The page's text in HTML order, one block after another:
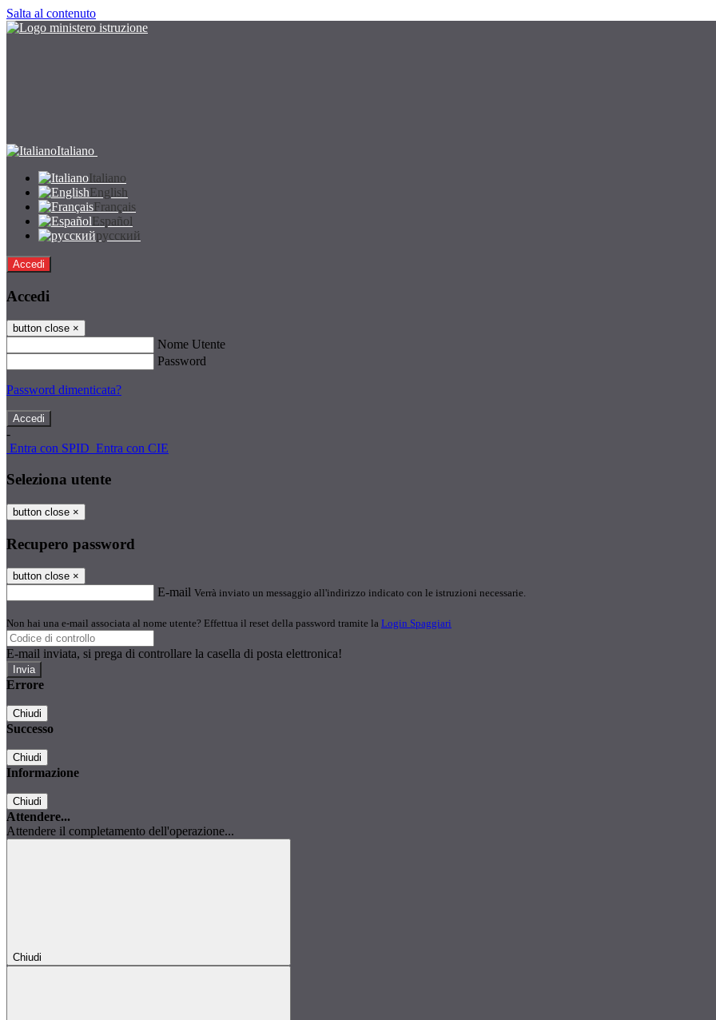
Salta al contenuto
Italiano
Italiano
English
Français
Español
русский
Accedi
Accedi
button close ×
Nome Utente
Password
Password dimenticata?
-
Entra con SPID Entra con CIE
Seleziona utente
button close ×
Recupero password
button close ×
E-mail Verrà inviato un messaggio all'indirizzo indicato con le istruzioni necessarie.
Non hai una e-mail associata al nome utente? Effettua il reset della password tramite la Login Spaggiari
E-mail inviata, si prega di controllare la casella di posta elettronica!
Errore
Chiudi
Successo
Chiudi
Informazione
Chiudi
Attendere...
Attendere il completamento dell'operazione...
Chiudi